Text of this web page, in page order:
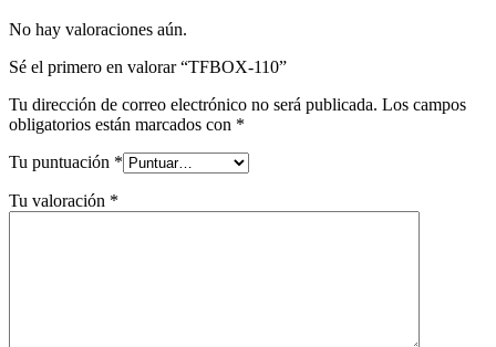
No hay valoraciones aún.
Sé el primero en valorar “TFBOX-110”
Tu dirección de correo electrónico no será publicada. Los campos
obligatorios están marcados con *
Tu puntuación *
Tu valoración *